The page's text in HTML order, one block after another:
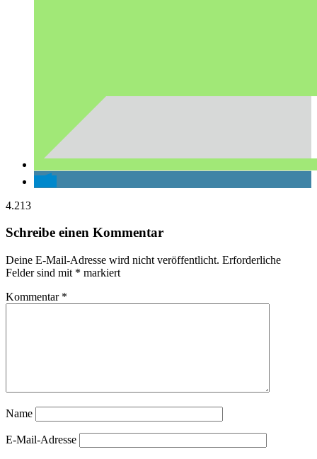
4.213
Schreibe einen Kommentar
Deine E-Mail-Adresse wird nicht veröffentlicht. Erforderliche
Felder sind mit * markiert
Kommentar *
Name
E-Mail-Adresse